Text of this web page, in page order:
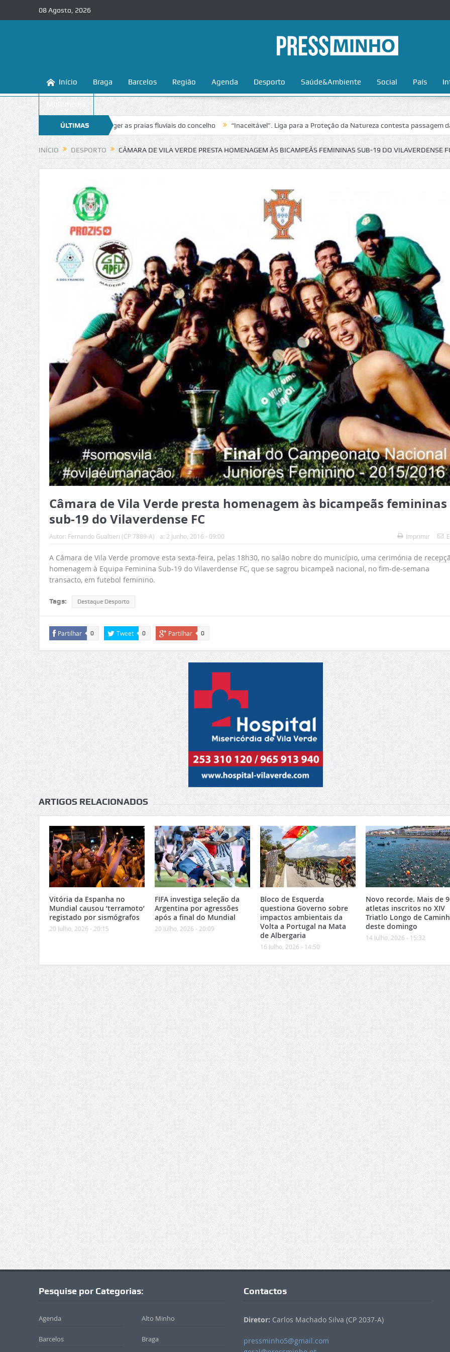
08 Agosto, 2026
Início Braga Barcelos Região Agenda Desporto Saúde&Ambiente Social País
Multimédia
ÚLTIMAS
NOTÍCIAS
a conhecer e proteger as praias fluviais do concelho “Inaceitável”. Liga para a Proteção da Natureza contesta passagem da Volta a
INÍCIO DESPORTO CÂMARA DE VILA VERDE PRESTA HOMENAGEM ÀS BICAMPEÃS FEMININAS SUB-19 DO VILAVERDENSE
Câmara de Vila Verde presta homenagem às bicampeãs femininas
sub-19 do Vilaverdense FC
Autor: Fernando Gualtieri (CP 7889-A) a: 2 Junho, 2016 - 09:00 Imprimir
A Câmara de Vila Verde promove esta sexta-feira, pelas 18h30, no salão nobre do município, uma cerimónia de
homenagem à Equipa Feminina Sub-19 do Vilaverdense FC, que se sagrou bicampeã nacional, no fim-de-semana
transacto, em futebol feminino.
Tags: Destaque Desporto
Partilhar 0 Tweet 0 Partilhar 0
ARTIGOS RELACIONADOS
Vitória da Espanha no
Mundial causou ‘terramoto’
registado por sismógrafos
20 Julho, 2026 - 20:15
FIFA investiga seleção da
Argentina por agressões
após a final do Mundial
20 Julho, 2026 - 20:09
Bloco de Esquerda
questiona Governo sobre
impactos ambientais da
Volta a Portugal na Mata
de Albergaria
16 Julho, 2026 - 14:50
Novo recorde. Mais de
atletas inscritos no XIV
Triatlo Longo de
deste domingo
14 Julho, 2026 - 15:32
Pesquise por Categorias:
Agenda Alto Minho
Barcelos Braga
Contactos
Diretor: Carlos Machado Silva (CP 2037-A)
pressminho5@gmail.com